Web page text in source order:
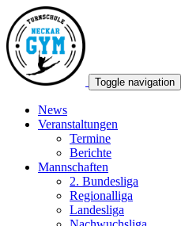
Toggle navigation
News
Veranstaltungen
Termine
Berichte
Mannschaften
2. Bundesliga
Regionalliga
Landesliga